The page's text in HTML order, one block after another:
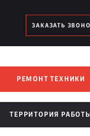
ЗАКАЗАТЬ
РЕМОНТ ТЕХНИКИ
ТЕРРИТОРИЯ РАБОТЫ